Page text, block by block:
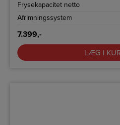
Frysekapacitet netto
Afrimningssystem
7.399,-
LÆG I